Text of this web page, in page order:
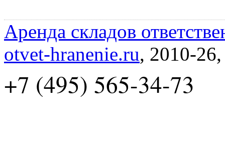
Аренда складов
otvet-hranenie.ru, 2010-
+7 (495) 565-34-73